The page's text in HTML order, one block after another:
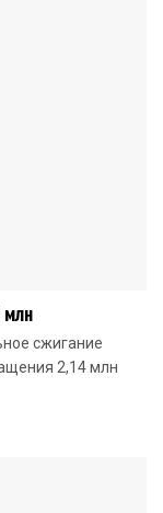
млн
сжигание
2,14 млн